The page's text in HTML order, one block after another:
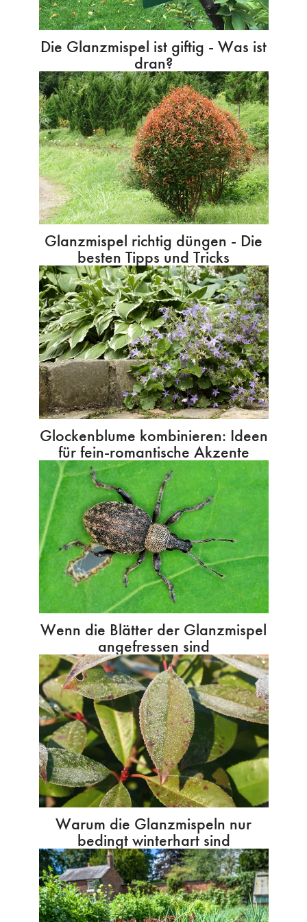
Die Glanzmispel ist giftig - Was ist
dran?
Glanzmispel richtig düngen - Die
besten Tipps und Tricks
Glockenblume kombinieren: Ideen
für fein-romantische Akzente
Wenn die Blätter der Glanzmispel
angefressen sind
Warum die Glanzmispeln nur
bedingt winterhart sind